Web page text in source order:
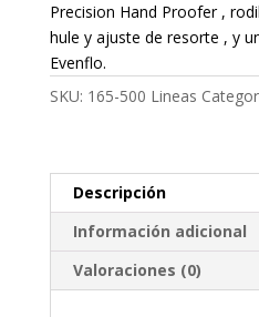
Precision Hand Proofer ,
hule y ajuste de resorte , y
Evenflo.
SKU: 165-500 Lineas
Descripción
Información adicional
Valoraciones (0)